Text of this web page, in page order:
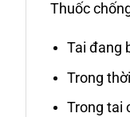
Thuốc
Tai đang
Trong
Trong tai